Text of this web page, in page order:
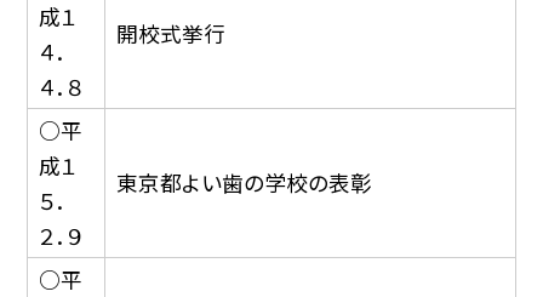
成１
４．
４．８
開校式挙行
○平
成１
５．
２．９
東京都よい歯の学校の表彰
○平